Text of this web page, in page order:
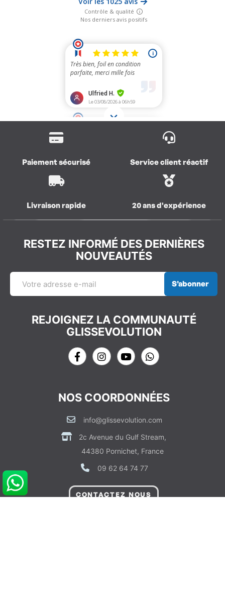
Paiement sécurisé Service client réactif
Livraison rapide 20 ans d'expérience
RESTEZ INFORMÉ DES DERNIÈRES
NOUVEAUTÉS
S’abonner
REJOIGNEZ LA COMMUNAUTÉ
GLISSEVOLUTION
NOS COORDONNÉES
info@glissevolution.com
2c Avenue du Gulf Stream,
44380 Pornichet, France
09 62 64 74 77
CONTACTEZ NOUS